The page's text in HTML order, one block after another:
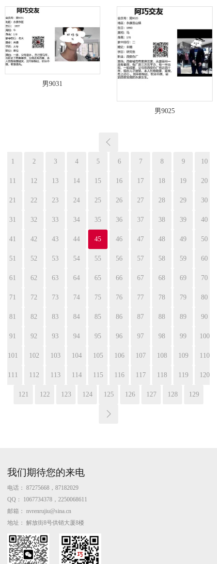
男9031
男9025
1 2 3 4 5 6 7 8 9 10
11 12 13 14 15 16 17 18 19 20
21 22 23 24 25 26 27 28 29 30
31 32 33 34 35 36 37 38 39 40
41 42 43 44 45 46 47 48 49 50
51 52 53 54 55 56 57 58 59 60
61 62 63 64 65 66 67 68 69 70
71 72 73 74 75 76 77 78 79 80
81 82 83 84 85 86 87 88 89 90
91 92 93 94 95 96 97 98 99 100
101 102 103 104 105 106 107 108 109 110
111 112 113 114 115 116 117 118 119 120
121 122 123 124 125 126 127 128 129
我们期待您的来电
电话： 87275668，87182029
QQ：
1067734378，2250068611
邮箱： nvrenrujiu@sina.cn
地址： 解放街8号供销大厦8楼